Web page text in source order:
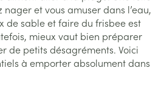
et vous amuser dans l’eau,
de sable et faire du frisbee est
mieux vaut bien préparer
de petits désagréments. Voici
à emporter absolument dans